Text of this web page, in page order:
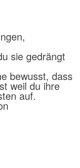
sie gedrängt
bewusst, dass
weil du ihre
auf.